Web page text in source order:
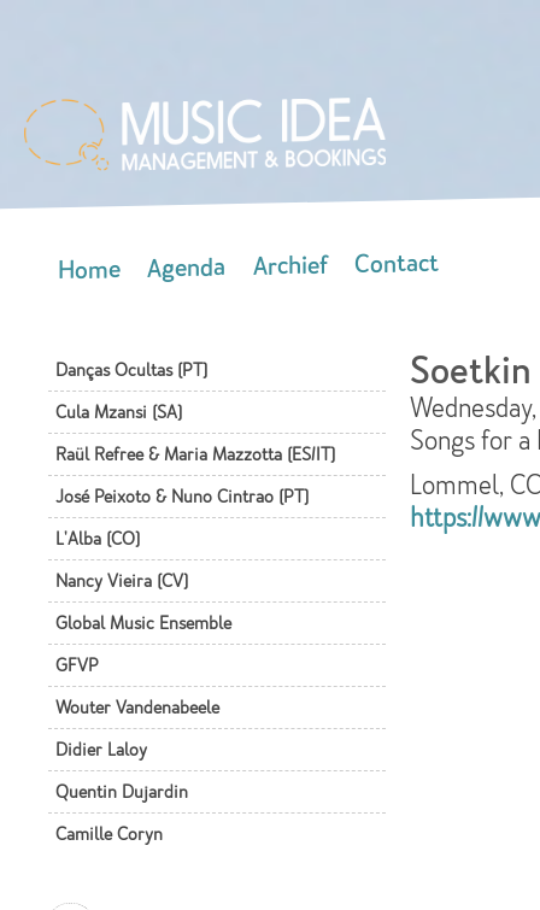
Home Agenda Archief Contact
Danças Ocultas (PT)
Cula Mzansi (SA)
Raül Refree & Maria Mazzotta (ES/IT)
José Peixoto & Nuno Cintrao (PT)
L'Alba (CO)
Nancy Vieira (CV)
Global Music Ensemble
GFVP
Wouter Vandenabeele
Didier Laloy
Quentin Dujardin
Camille Coryn
Soetkin
Songs for
Lommel,
https://